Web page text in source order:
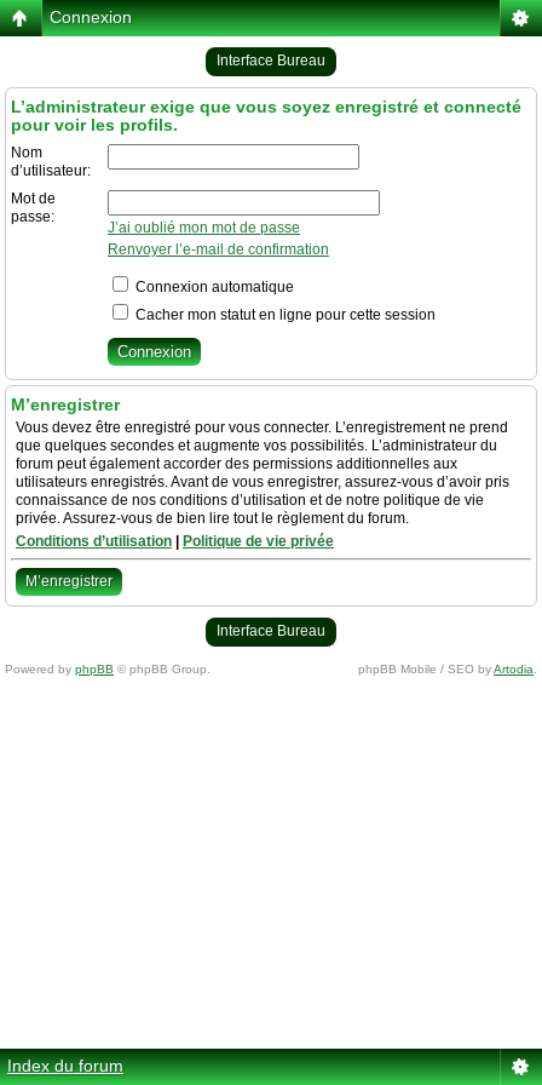
Connexion
Interface Bureau
L’administrateur exige que vous soyez enregistré et connecté
pour voir les profils.
Nom
d’utilisateur:
Mot de
passe:
J’ai oublié mon mot de passe
Renvoyer l’e-mail de confirmation
Connexion automatique
Cacher mon statut en ligne pour cette session
M’enregistrer
Vous devez être enregistré pour vous connecter. L’enregistrement ne prend
que quelques secondes et augmente vos possibilités. L’administrateur du
forum peut également accorder des permissions additionnelles aux
utilisateurs enregistrés. Avant de vous enregistrer, assurez-vous d’avoir pris
connaissance de nos conditions d’utilisation et de notre politique de vie
privée. Assurez-vous de bien lire tout le règlement du forum.
Conditions d’utilisation
Politique de vie privée
M’enregistrer
Interface Bureau
Powered by phpBB © phpBB Group. phpBB Mobile / SEO byArtodia
Index du forum